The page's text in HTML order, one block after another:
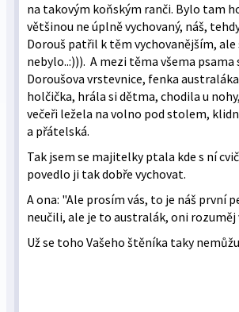
na takovým koňským ranči. Bylo tam
většinou ne úplně vychovaný, náš,
Dorouš patřil k těm vychovanějším,
nebylo..:))). A mezi těma všema psama
Doroušova vrstevnice, fenka
holčička, hrála si dětma, chodila u
večeři ležela na volno pod stolem,
a přátelská.
Tak jsem se majitelky ptala kde s ní
povedlo ji tak dobře vychovat.
A ona: "Ale prosím vás, to je náš první
neučili, ale je to australák, oni rozuměj
Už se toho Vašeho štěníka taky